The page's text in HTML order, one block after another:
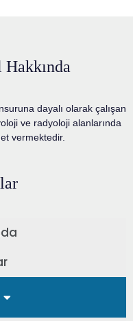
dayalı olarak çalışan
ve radyoloji alanlarında
vermektedir.